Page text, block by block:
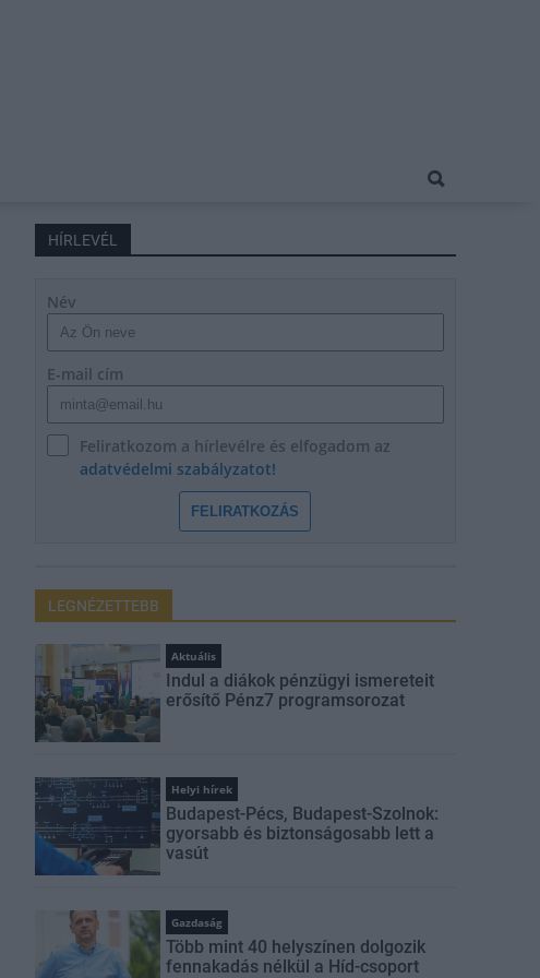
HÍRLEVÉL
Név
E-mail cím
Feliratkozom a hírlevélre és elfogadom az
adatvédelmi szabályzatot!
FELIRATKOZÁS
LEGNÉZETTEBB
Aktuális
Indul a diákok pénzügyi ismereteit
erősítő Pénz7 programsorozat
Helyi hírek
Budapest-Pécs, Budapest-Szolnok:
gyorsabb és biztonságosabb lett a
vasút
Gazdaság
Több mint 40 helyszínen dolgozik
fennakadás nélkül a Híd-csoport